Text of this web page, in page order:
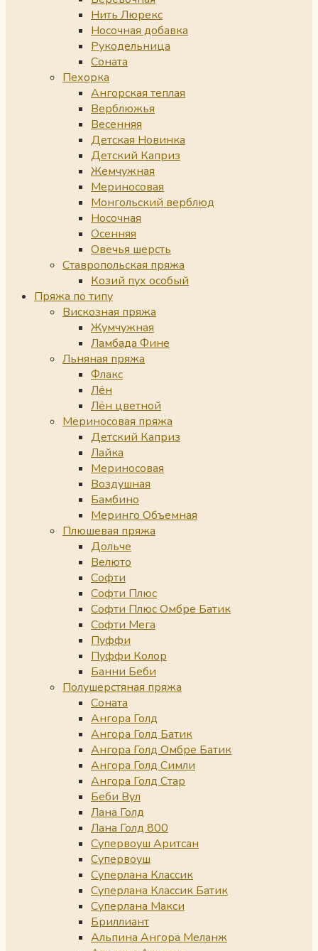
Нить Люрекс
Носочная добавка
Рукодельница
Соната
Пехорка
Ангорская теплая
Верблюжья
Весенняя
Детская Новинка
Детский Каприз
Жемчужная
Мериносовая
Монгольский верблюд
Носочная
Осенняя
Овечья шерсть
Ставропольская пряжа
Козий пух особый
Пряжа по типу
Вискозная пряжа
Жумчужная
Ламбада Фине
Льняная пряжа
Флакс
Лён
Лён цветной
Мериносовая пряжа
Детский Каприз
Лайка
Мериносовая
Воздушная
Бамбино
Меринго Объемная
Плюшевая пряжа
Дольче
Велюто
Софти
Софти Плюс
Софти Плюс Омбре Батик
Софти Мега
Пуффи
Пуффи Колор
Банни Беби
Полушерстяная пряжа
Соната
Ангора Голд
Ангора Голд Батик
Ангора Голд Омбре Батик
Ангора Голд Симли
Ангора Голд Стар
Беби Вул
Лана Голд
Лана Голд 800
Супервоуш Аритсан
Супервоуш
Суперлана Классик
Суперлана Классик Батик
Суперлана Макси
Бриллиант
Альпина Ангора Меланж